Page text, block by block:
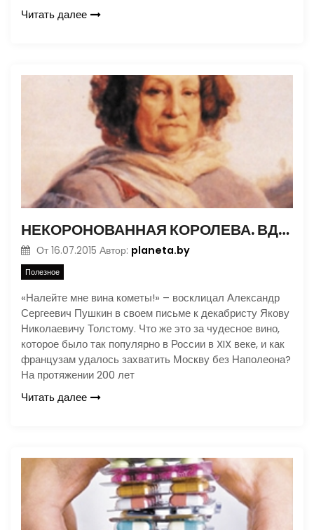
Читать далее
НЕКОРОНОВАННАЯ КОРОЛЕВА. ВДОВА КЛИКО
От 16.07.2015 Автор: planeta.by
Полезное
«Налейте мне вина кометы!» – восклицал Александр
Сергеевич Пушкин в своем письме к декабристу Якову
Николаевичу Толстому. Что же это за чудесное вино,
которое было так популярно в России в XIX веке, и как
французам удалось захватить Москву без Наполеона?
На протяжении 200 лет
Читать далее